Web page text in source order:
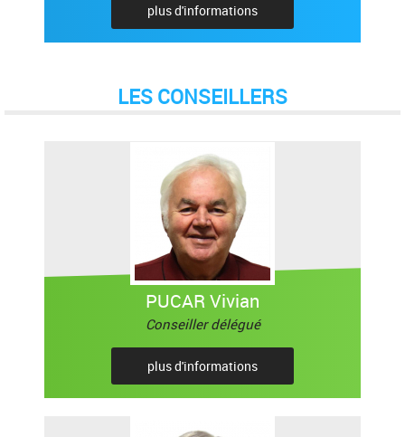
plus d'informations
LES CONSEILLERS
PUCAR Vivian
Conseiller délégué
plus d'informations